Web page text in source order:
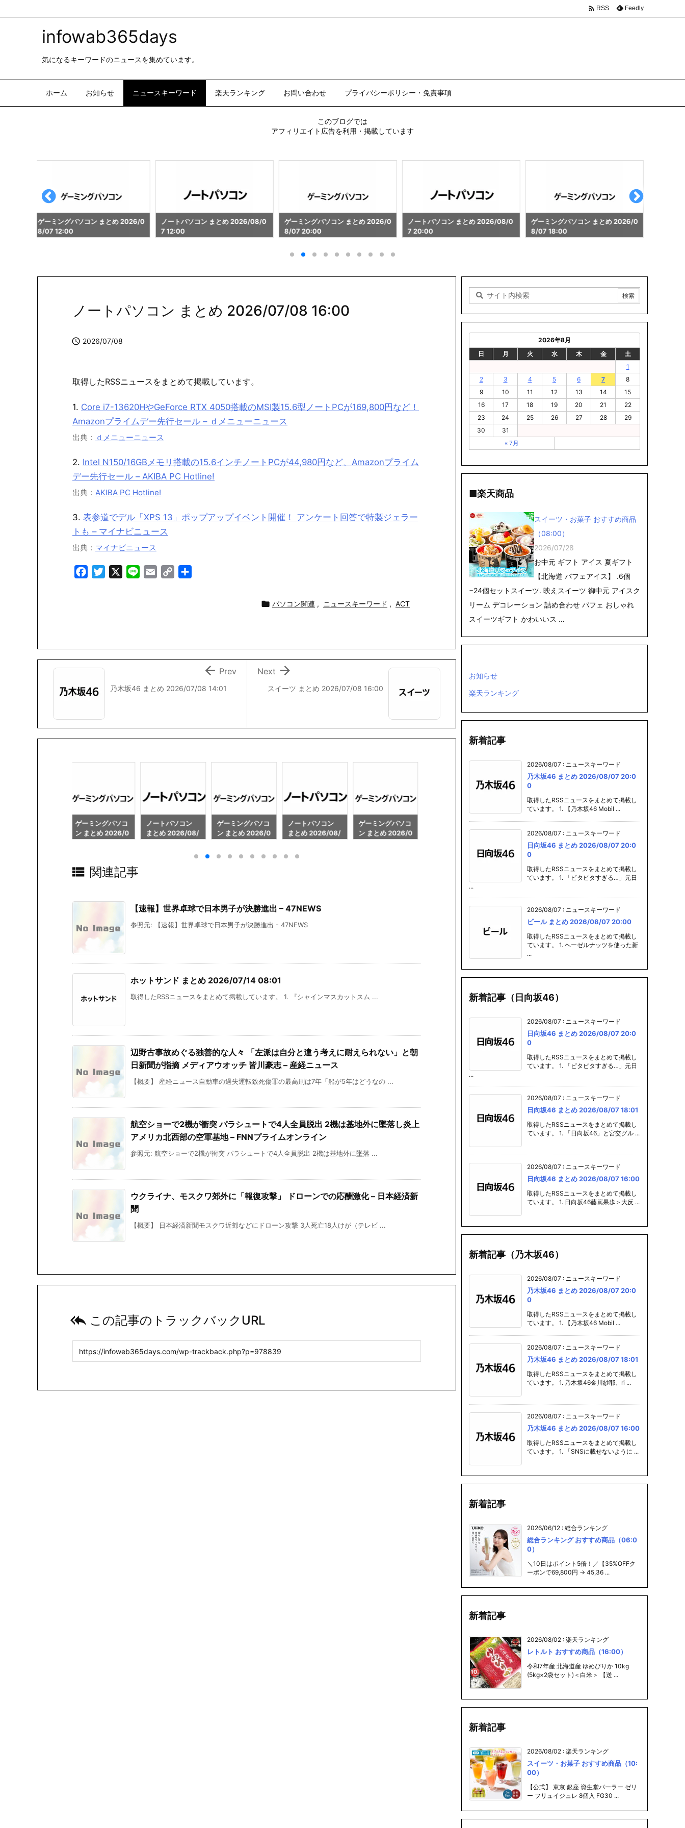
infowab365days
気になるキーワードのニュースを集めています。
ホーム お知らせ ニュースキーワード 楽天ランキング お問い合わせ プライバシーポリシー・免責事項
 RSS Feedly
このブログでは
アフィリエイト広告を利用・掲載しています
ノートパソコン まとめ 2026/08/0
7 12:00
ゲーミングパソコン まとめ 2026/0
8/07 20:00
ノートパソコン まとめ 2026/08/0
7 20:00
ゲーミングパソコン まとめ 2026/0
8/07 18:00
ノートパソコン まとめ 2026/08/0
7 18:00
ノートパソコン まとめ 2026/07/08 16:00
 2026/07/08
取得したRSSニュースをまとめて掲載しています。
1. Core i7-13620HやGeForce RTX 4050搭載のMSI製15.6型ノートPCが169,800円など！
Amazonプライムデー先行セール – ｄメニューニュース
出典： ｄメニューニュース
2. Intel N150/16GBメモリ搭載の15.6インチノートPCが44,980円など、Amazonプライム
デー先行セール – AKIBA PC Hotline!
出典： AKIBA PC Hotline!
3. 表参道でデル「XPS 13」ポップアップイベント開催！ アンケート回答で特製ジェラー
トも – マイナビニュース
出典： マイナビニュース
o
r
n
 パソコン関連 , ニュースキーワード , ACT
スイーツ まとめ 2026/07/08 16:00

Next
乃木坂46 まとめ 2026/07/08 14:01
 Prev
ノートパソコン
まとめ 2026/08/
ゲーミングパソコ
ン まとめ 2026/0
ノートパソコン
まとめ 2026/08/
ゲーミングパソコ
ン まとめ 2026/0
ノートパソコン
まとめ 2026/08/
ゲーミングパソコ
ン まとめ 2026/0
ノートパソコン
まとめ 2026/08/
07 16:00
ゲーミングパソコ
ン まとめ 2026/0
8/07 14:00
 関連記事
【速報】世界卓球で日本男子が決勝進出 – 47NEWS
参照元: 【速報】世界卓球で日本男子が決勝進出 - 47NEWS
ホットサンド まとめ 2026/07/14 08:01
取得したRSSニュースをまとめて掲載しています。 1. 『シャインマスカットスム ...
辺野古事故めぐる独善的な人々 「左派は自分と違う考えに耐えられない」と朝
日新聞が指摘 メディアウオッチ 皆川豪志 – 産経ニュース
【概要】 産経ニュース自動車の過失運転致死傷罪の最高刑は7年「船が5年はどうなの ...
航空ショーで2機が衝突 パラシュートで4人全員脱出 2機は基地外に墜落し炎上
アメリカ北西部の空軍基地 – FNNプライムオンライン
参照元: 航空ショーで2機が衝突 パラシュートで4人全員脱出 2機は基地外に墜落 ...
ウクライナ、モスクワ郊外に「報復攻撃」 ドローンでの応酬激化 – 日本経済新
聞
【概要】 日本経済新聞モスクワ近郊などにドローン攻撃 3人死亡18人けが（テレビ ...
 この記事のトラックバックURL
2026年8月
日
月 火 水 木 金
土
1
2
3 4 5 6 7
8
9
10 11 12 13 14
15
16
17 18 19 20 21
22
23
24 25 26 27 28
29
30
31
« 7月
■楽天商品
スイーツ・お菓子 おすすめ商品
（08:00）
2026/07/28
お中元 ギフト アイス 夏ギフト
【北海道 パフェアイス】 .6個
−24個セットスイーツ. 映えスイーツ 御中元 アイスク
リーム デコレーション 詰め合わせ パフェ おしゃれ
スイーツギフト かわいいス …
お知らせ
楽天ランキング
新着記事
2026/08/07 : ニュースキーワード
乃木坂46 まとめ 2026/08/07 20:0
0
取得したRSSニュースをまとめて掲載し
ています。 1. 【乃木坂46 Mobil ...
2026/08/07 : ニュースキーワード
日向坂46 まとめ 2026/08/07 20:0
0
取得したRSSニュースをまとめて掲載し
ています。 1. 「ピタピタすぎる…」元日
...
2026/08/07 : ニュースキーワード
ビール まとめ 2026/08/07 20:00
取得したRSSニュースをまとめて掲載し
ています。 1. ヘーゼルナッツを使った新
...
新着記事（日向坂46）
2026/08/07 : ニュースキーワード
日向坂46 まとめ 2026/08/07 20:0
0
取得したRSSニュースをまとめて掲載し
ています。 1. 「ピタピタすぎる…」元日
...
2026/08/07 : ニュースキーワード
日向坂46 まとめ 2026/08/07 18:01
取得したRSSニュースをまとめて掲載し
ています。 1. 「日向坂46」と宮交グル ...
2026/08/07 : ニュースキーワード
日向坂46 まとめ 2026/08/07 16:00
取得したRSSニュースをまとめて掲載し
ています。 1. 日向坂46藤嶌果歩＞大反 ...
新着記事（乃木坂46）
2026/08/07 : ニュースキーワード
乃木坂46 まとめ 2026/08/07 20:0
0
取得したRSSニュースをまとめて掲載し
ています。 1. 【乃木坂46 Mobil ...
2026/08/07 : ニュースキーワード
乃木坂46 まとめ 2026/08/07 18:01
取得したRSSニュースをまとめて掲載し
ています。 1. 乃木坂46金川紗耶、ri ...
2026/08/07 : ニュースキーワード
乃木坂46 まとめ 2026/08/07 16:00
取得したRSSニュースをまとめて掲載し
ています。 1. 「SNSに載せないように ...
新着記事
2026/06/12 : 総合ランキング
総合ランキング おすすめ商品（06:0
0）
＼10日はポイント5倍！／【35%OFFク
ーポンで69,800円 → 45,36 ...
新着記事
2026/08/02 : 楽天ランキング
レトルト おすすめ商品（16:00）
令和7年産 北海道産 ゆめぴりか 10kg
(5kg×2袋セット)＜白米＞ 【送 ...
新着記事
2026/08/02 : 楽天ランキング
スイーツ・お菓子 おすすめ商品（10:
00）
【公式】 東京 銀座 資生堂パーラー ゼリ
ー フリュイジュレ 8個入 FG30 ...